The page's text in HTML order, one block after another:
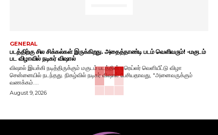
GENERAL
படத்திற்கு சில சிக்கல்கள் இருக்கிறது. அதைத்தாண்டி படம் வெளிவரும்! -மகுடம்
பட விழாவில் நடிகர் விஷால்
விஷால் இயக்கி நடித்திருக்கும் மகுடம் படத்தின் டிரெய்லர் வெளியீட்டு விழா
சென்னையில் நடந்தது. நிகழ்வில் நடிகர் விஷால் பேசியதாவது, "அனைவருக்கும்
வணக்கம்....
August 9, 2026